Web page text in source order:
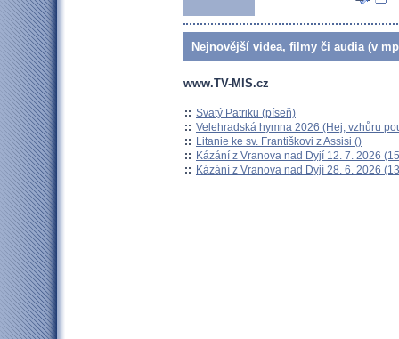
Nejnovější videa, filmy či audia (v
www.TV-MIS.cz
:: Svatý Patriku (píseň)
:: Velehradská hymna 2026 (Hej, vzhůru
:: Litanie ke sv. Františkovi z Assisi ()
:: Kázání z Vranova nad Dyjí 12. 7. 2026
:: Kázání z Vranova nad Dyjí 28. 6. 2026